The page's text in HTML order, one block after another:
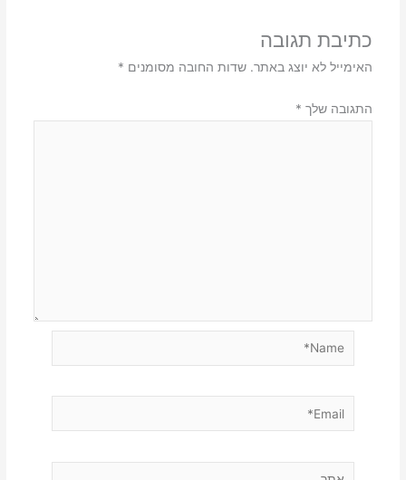
כתיבת תגובה
האימייל לא יוצג באתר. שדות החובה מסומנים *
התגובה שלך *
Email*